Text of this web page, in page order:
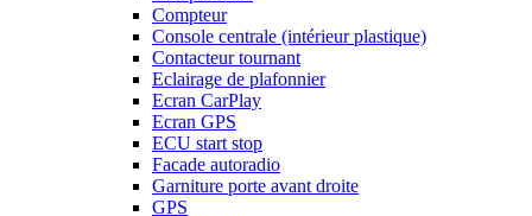
Compteur
Console centrale (intérieur plastique)
Contacteur tournant
Eclairage de plafonnier
Ecran CarPlay
Ecran GPS
ECU start stop
Facade autoradio
Garniture porte avant droite
GPS